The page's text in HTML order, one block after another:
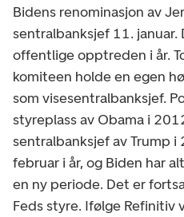
Bidens renominasjon av
sentralbanksjef 11.
offentlige opptreden i år.
komiteen holde en egen
som visesentralbanksjef.
styreplass av Obama i
sentralbanksjef av Trump
februar i år, og Biden har
en ny periode. Det er
Feds styre. Ifølge